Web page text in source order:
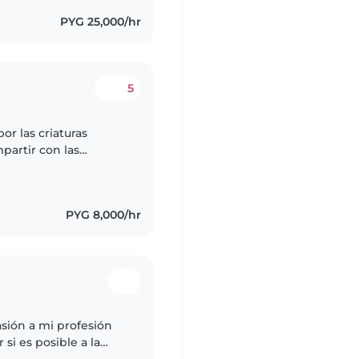
PYG 25,000/hr
5
las criaturas
con las
PYG 8,000/hr
a mi profesión
si es posible a la